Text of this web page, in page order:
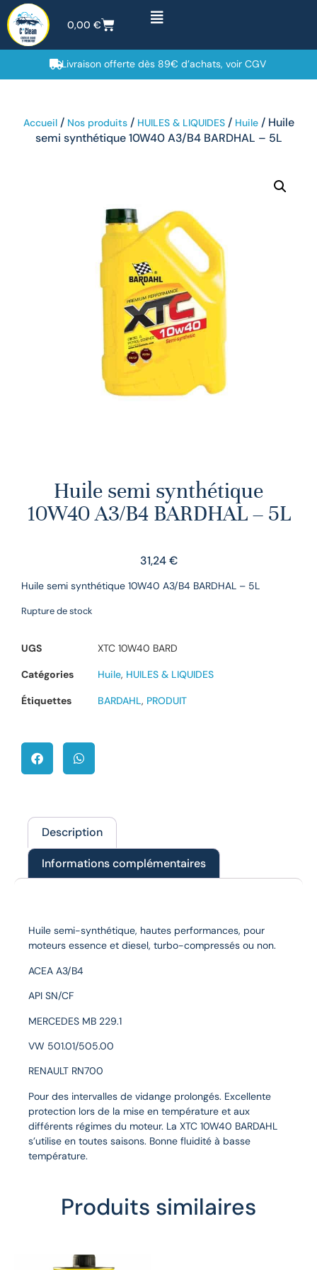
0,00 €
Livraison offerte dès 89€ d’achats, voir CGV
Accueil/ Nos produits/ HUILES & LIQUIDES/ Huile/ Huile
semi synthétique 10W40 A3/B4 BARDHAL – 5L
Huile semi synthétique
10W40 A3/B4 BARDHAL – 5L
31,24€
Huile semi synthétique 10W40 A3/B4 BARDHAL – 5L
Rupture de stock
UGS XTC 10W40 BARD
Catégories Huile, HUILES & LIQUIDES
Étiquettes BARDAHL, PRODUIT
Description
Informations complémentaires
Huile semi-synthétique, hautes performances, pour
moteurs essence et diesel, turbo-compressés ou non.
ACEA A3/B4
API SN/CF
MERCEDES MB 229.1
VW 501.01/505.00
RENAULT RN700
Pour des intervalles de vidange prolongés. Excellente
protection lors de la mise en température et aux
différents régimes du moteur. La XTC 10W40 BARDAHL
s’utilise en toutes saisons. Bonne fluidité à basse
température.
Produits similaires